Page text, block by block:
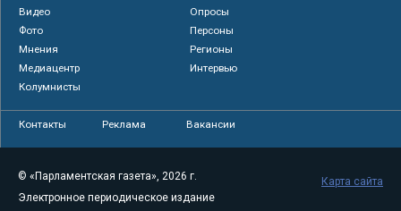
Видео
Опросы
Фото
Персоны
Мнения
Регионы
Медиацентр
Интервью
Колумнисты
Контакты Реклама Вакансии
© «Парламентская газета», 2026 г.
Электронное периодическое издание
Карта сайта